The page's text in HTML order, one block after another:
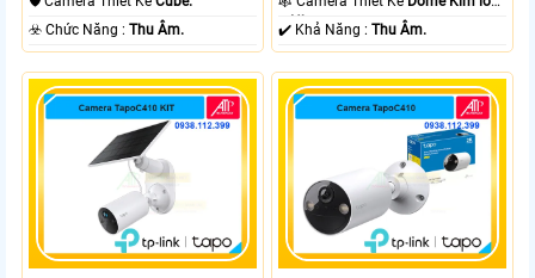
️☣️ Chức Năng :Thu Âm.
+ Nhựa.
️✔️ Khả Năng :Thu Âm.